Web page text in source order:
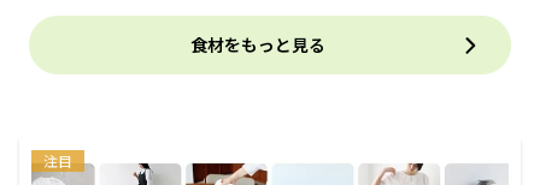
食材をもっと見る
注目